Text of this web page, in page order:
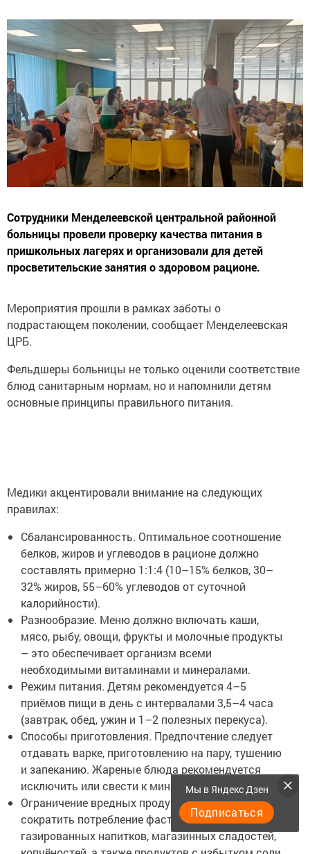
Сотрудники Менделеевской центральной районной
больницы провели проверку качества питания в
пришкольных лагерях и организовали для детей
просветительские занятия о здоровом рационе.
Мероприятия прошли в рамках заботы о
подрастающем поколении, сообщает Менделеевская
ЦРБ.
Фельдшеры больницы не только оценили соответствие
блюд санитарным нормам, но и напомнили детям
основные принципы правильного питания.
Медики акцентировали внимание на следующих
правилах:
Сбалансированность. Оптимальное соотношение
белков, жиров и углеводов в рационе должно
составлять примерно 1:1:4 (10–15% белков, 30–
32% жиров, 55–60% углеводов от суточной
калорийности).
Разнообразие. Меню должно включать каши,
мясо, рыбу, овощи, фрукты и молочные продукты
– это обеспечивает организм всеми
необходимыми витаминами и минералами.
Режим питания. Детям рекомендуется 4–5
приёмов пищи в день с интервалами 3,5–4 часа
(завтрак, обед, ужин и 1–2 полезных перекуса).
Способы приготовления. Предпочтение следует
отдавать варке, приготовлению на пару, тушению
и запеканию. Жареные блюда рекомендуется
исключить или свести к минимуму.
Ограничение вредных продуктов. Следует
сократить потребление фастфуда, сладких
газированных напитков, магазинных сладостей,
Мы в Яндекс Дзен
Подписаться